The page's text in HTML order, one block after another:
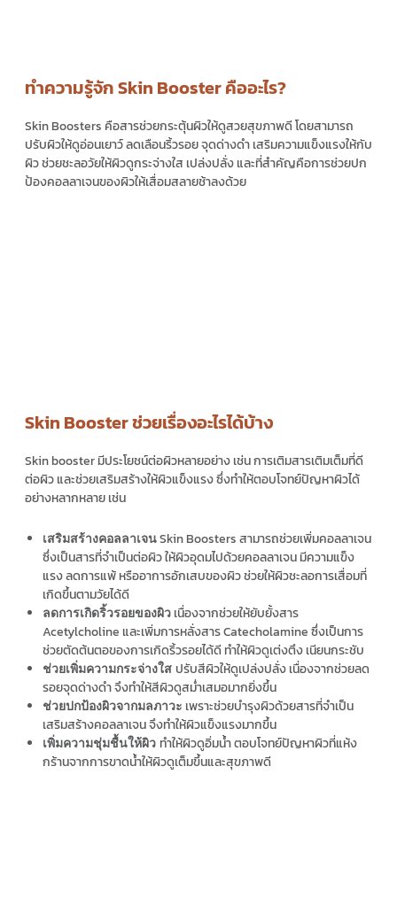
ทำความรู้จัก Skin Booster คืออะไร?
Skin Boosters คือสารช่วยกระตุ้นผิวให้ดูสวยสุขภาพดี โดยสามารถ
ปรับผิวให้ดูอ่อนเยาว์ ลดเลือนริ้วรอย จุดด่างดำ เสริมความแข็งแรงให้กับ
ผิว ช่วยชะลอวัยให้ผิวดูกระจ่างใส เปล่งปลั่ง และที่สำคัญคือการช่วยปก
ป้องคอลลาเจนของผิวให้เสื่อมสลายช้าลงด้วย
Skin Booster ช่วยเรื่องอะไรได้บ้าง
Skin booster มีประโยชน์ต่อผิวหลายอย่าง เช่น การเติมสารเติมเต็มที่ดี
ต่อผิว และช่วยเสริมสร้างให้ผิวแข็งแรง ซึ่งทำให้ตอบโจทย์ปัญหาผิวได้
อย่างหลากหลาย เช่น
เสริมสร้างคอลลาเจนSkin Boostersสามารถช่วยเพิ่มคอลลาเจน
ซึ่งเป็นสารที่จำเป็นต่อผิว ให้ผิวอุดมไปด้วยคอลลาเจน มีความแข็ง
แรง ลดการแพ้ หรืออาการอักเสบของผิว ช่วยให้ผิวชะลอการเสื่อมที่
เกิดขึ้นตามวัยได้ดี
ลดการเกิดริ้วรอยของผิว เนื่องจากช่วยให้ยับยั้งสาร
Acetylcholine และเพิ่มการหลั่งสาร Catecholamine ซึ่งเป็นการ
ช่วยตัดต้นตอของการเกิดริ้วรอยได้ดี ทำให้ผิวดูเต่งตึง เนียนกระชับ
ช่วยเพิ่มความกระจ่างใส ปรับสีผิวให้ดูเปล่งปลั่ง เนื่องจากช่วยลด
รอยจุดด่างดำ จึงทำให้สีผิวดูสม่ำเสมอมากยิ่งขึ้น
ช่วยปกป้องผิวจากมลภาวะ เพราะช่วยบำรุงผิวด้วยสารที่จำเป็น
เสริมสร้างคอลลาเจน จึงทำให้ผิวแข็งแรงมากขึ้น
เพิ่มความชุ่มชื้นให้ผิว ทำให้ผิวดูอิ่มน้ำ ตอบโจทย์ปัญหาผิวที่แห้ง
กร้านจากการขาดน้ำให้ผิวดูเต็มขึ้นและสุขภาพดี